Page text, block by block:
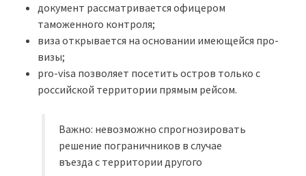
документ рассматривается офицером
таможенного контроля;
виза открывается на основании имеющейся про-
визы;
pro-visa позволяет посетить остров только с
российской территории прямым рейсом.
Важно: невозможно спрогнозировать
решение пограничников в случае
въезда с территории другого